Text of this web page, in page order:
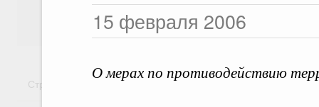
15 февраля 2006
О мерах по противодействию
Общество
Государство
Стратегии Государственные программы